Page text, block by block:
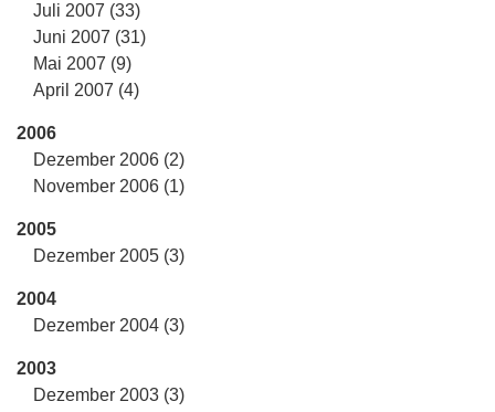
Juli 2007 (33)
Juni 2007 (31)
Mai 2007 (9)
April 2007 (4)
2006
Dezember 2006 (2)
November 2006 (1)
2005
Dezember 2005 (3)
2004
Dezember 2004 (3)
2003
Dezember 2003 (3)